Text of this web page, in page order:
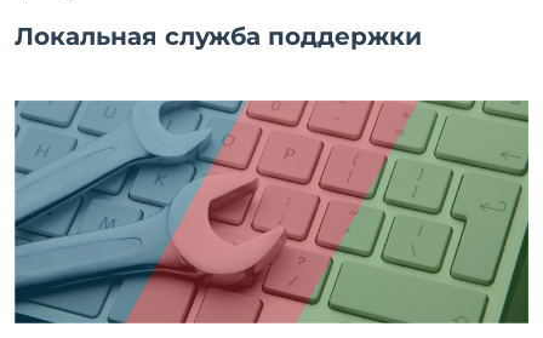
Локальная служба поддержки